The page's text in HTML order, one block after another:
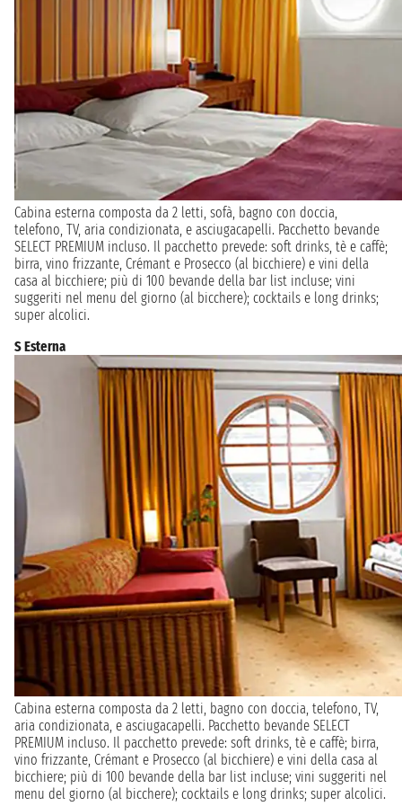
Cabina esterna composta da 2 letti, sofà, bagno con doccia,
telefono, TV, aria condizionata, e asciugacapelli. Pacchetto bevande
SELECT PREMIUM incluso. Il pacchetto prevede: soft drinks, tè e caffè;
birra, vino frizzante, Crémant e Prosecco (al bicchiere) e vini della
casa al bicchiere; più di 100 bevande della bar list incluse; vini
suggeriti nel menu del giorno (al bicchere); cocktails e long drinks;
super alcolici.
S Esterna
Cabina esterna composta da 2 letti, bagno con doccia, telefono, TV,
aria condizionata, e asciugacapelli. Pacchetto bevande SELECT
PREMIUM incluso. Il pacchetto prevede: soft drinks, tè e caffè; birra,
vino frizzante, Crémant e Prosecco (al bicchiere) e vini della casa al
bicchiere; più di 100 bevande della bar list incluse; vini suggeriti nel
menu del giorno (al bicchere); cocktails e long drinks; super alcolici.